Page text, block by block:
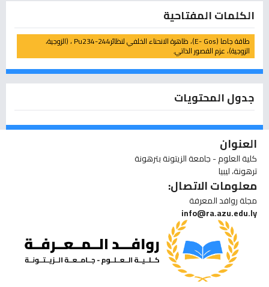
الكلمات المفتاحية
طاقة جاما (E- Gos)، ظاهرة الانحناء الخلفي لنظائرPu234-244 ، (الزوجية،
الزوجية)، عزم القصور الذاتي.
جدول المحتويات
العنوان
كلية العلوم - جامعة الزيتونة بترهونة
ترهونة، ليبيا
معلومات الاتصال:
مجلة روافد المعرفة
info@ra.azu.edu.ly